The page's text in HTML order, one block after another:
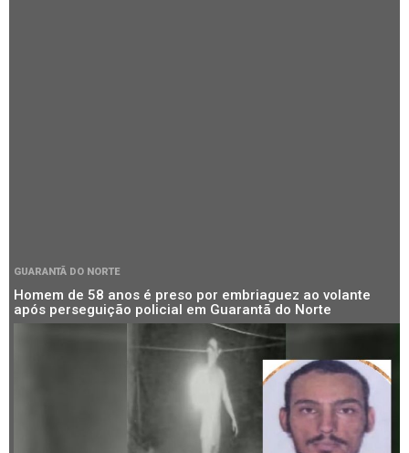
GUARANTÃ DO NORTE
Homem de 58 anos é preso por embriaguez ao volante
após perseguição policial em Guarantã do Norte